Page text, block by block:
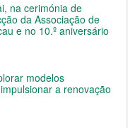
na cerimónia de
da Associação de
e no 10.º aniversário
modelos
a renovação